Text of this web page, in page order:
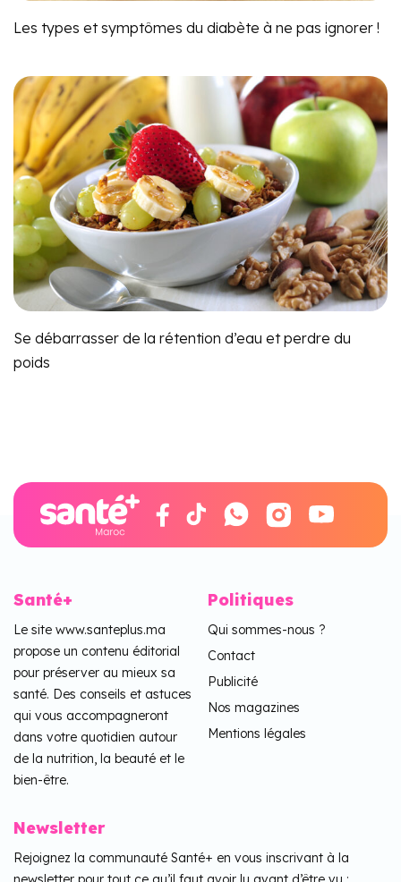
Les types et symptômes du diabète à ne pas ignorer !
Se débarrasser de la rétention d’eau et perdre du
poids
Santé+
Le site www.santeplus.ma
propose un contenu éditorial
pour préserver au mieux sa
santé. Des conseils et astuces
qui vous accompagneront
dans votre quotidien autour
de la nutrition, la beauté et le
bien-être.
Politiques
Qui sommes-nous ?
Contact
Publicité
Nos magazines
Mentions légales
Newsletter
Rejoignez la communauté Santé+ en vous inscrivant à la